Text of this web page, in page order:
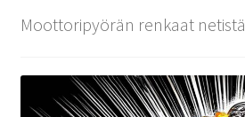
Moottoripyörän renkaat netistä